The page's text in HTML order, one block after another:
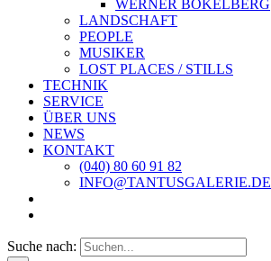
WERNER BOKELBERG
LANDSCHAFT
PEOPLE
MUSIKER
LOST PLACES / STILLS
TECHNIK
SERVICE
ÜBER UNS
NEWS
KONTAKT
(040) 80 60 91 82
INFO@TANTUSGALERIE.DE
Suche nach: